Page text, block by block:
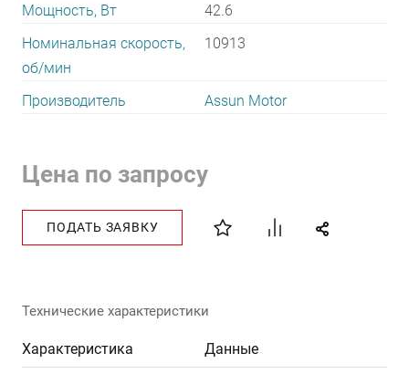
Мощность, Вт
42.6
Номинальная скорость,
об/мин
10913
Производитель Assun Motor
Цена по запросу
ПОДАТЬ ЗАЯВКУ
Технические характеристики
Характеристика Данные